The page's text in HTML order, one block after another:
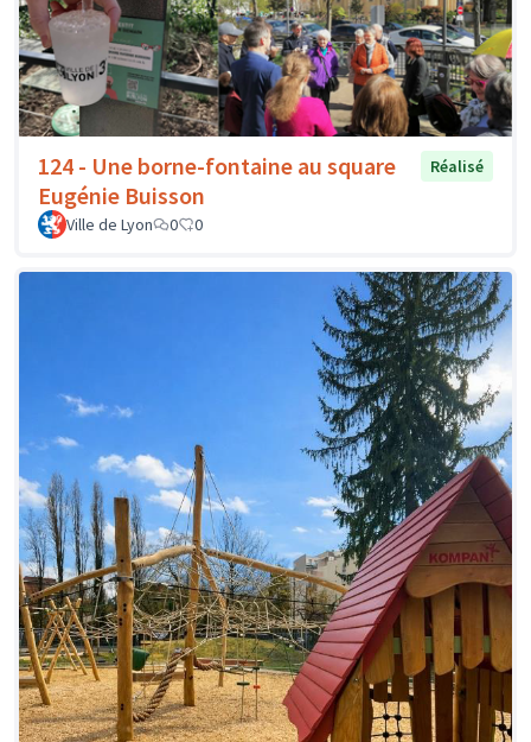
124 - Une borne-fontaine au square
Eugénie Buisson
Réalisé
Ville de Lyon 0 0